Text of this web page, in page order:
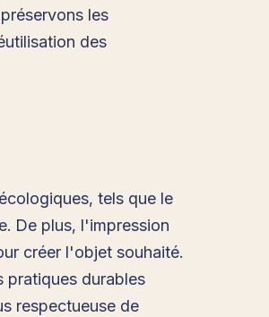
les
des
tels que le
De plus, l'impression
créer l'objet souhaité.
pratiques durables
respectueuse de